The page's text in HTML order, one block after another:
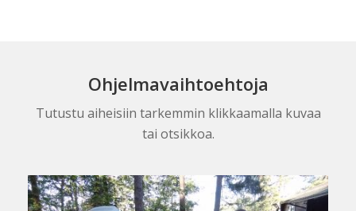
Ohjelmavaihtoehtoja
Tutustu aiheisiin tarkemmin klikkaamalla kuvaa
tai otsikkoa.